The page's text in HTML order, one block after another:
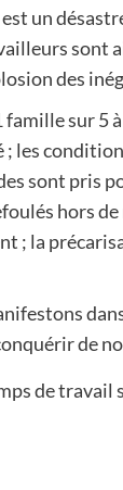
un
sont
des
sur 5
; les
sont pris
hors
; la
de
de travail